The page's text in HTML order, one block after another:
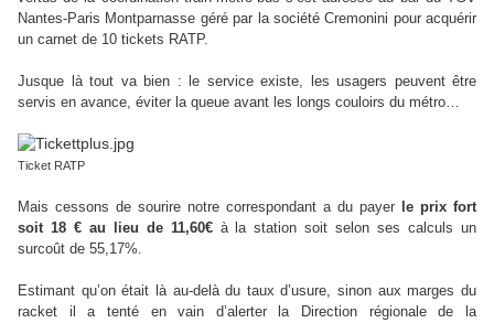
Nantes-Paris Montparnasse géré par la société Cremonini pour acquérir
un carnet de 10 tickets RATP.
Jusque là tout va bien : le service existe, les usagers peuvent être
servis en avance, éviter la queue avant les longs couloirs du métro…
Ticket RATP
Mais cessons de sourire notre correspondant a du payer
le prix fort
soit 18 € au lieu de 11,60€à la station soit selon ses calculs un
surcoût de 55,17%.
Estimant qu’on était là au-delà du taux d’usure, sinon aux marges du
racket il a tenté en vain d’alerter la Direction régionale de la